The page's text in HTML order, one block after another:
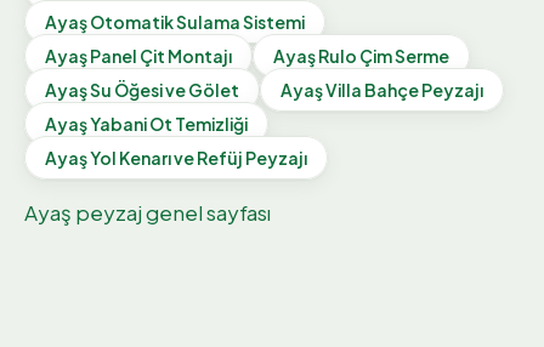
AyaşOtomatik Sulama Sistemi
AyaşPanel Çit Montajı AyaşRulo Çim Serme
AyaşSu Öğesi ve Gölet AyaşVilla Bahçe Peyzajı
AyaşYabani Ot Temizliği
AyaşYol Kenarı ve Refüj Peyzajı
Ayaş peyzaj genel sayfası